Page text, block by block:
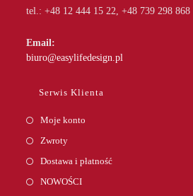
tel.: +48 12 444 15 22, +48 739 298 868
Email:
biuro@easylifedesign.pl
Serwis Klienta
Moje konto
Zwroty
Dostawa i płatność
NOWOŚCI